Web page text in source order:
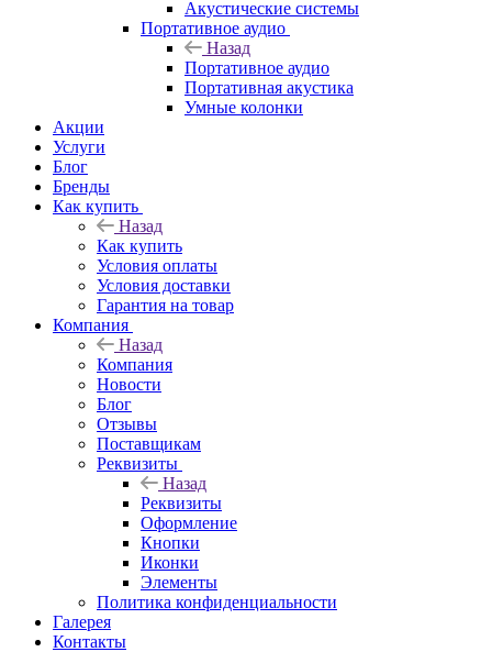
Акустические системы
Портативное аудио
Назад
Портативное аудио
Портативная акустика
Умные колонки
Акции
Услуги
Блог
Бренды
Как купить
Назад
Как купить
Условия оплаты
Условия доставки
Гарантия на товар
Компания
Назад
Компания
Новости
Блог
Отзывы
Поставщикам
Реквизиты
Назад
Реквизиты
Оформление
Кнопки
Иконки
Элементы
Политика конфиденциальности
Галерея
Контакты